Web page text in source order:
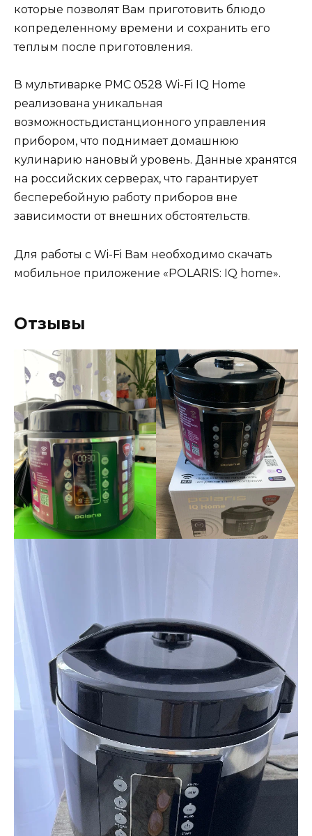
которые позволят Вам приготовить блюдо
копределенному времени и сохранить его
теплым после приготовления.
В мультиварке PMC 0528 Wi-Fi IQ Home
реализована уникальная
возможностьдистанционного управления
прибором, что поднимает домашнюю
кулинарию нановый уровень. Данные хранятся
на российских серверах, что гарантирует
бесперебойную работу приборов вне
зависимости от внешних обстоятельств.
Для работы с Wi-Fi Вам необходимо скачать
мобильное приложение «POLARIS: IQ home».
Отзывы